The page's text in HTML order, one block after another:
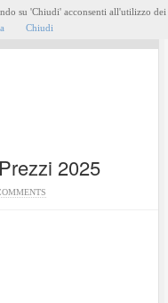
2025
su 'Chiudi' acconsenti all'utilizzo dei
Chiudi